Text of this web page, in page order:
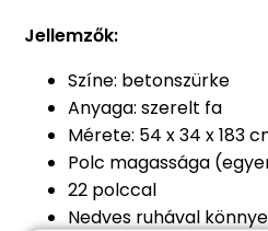
Jellemzők:
Színe: betonszürke
Anyaga: szerelt fa
Mérete: 54 x 34 x 183
Polc magassága
22 polccal
Nedves ruhával